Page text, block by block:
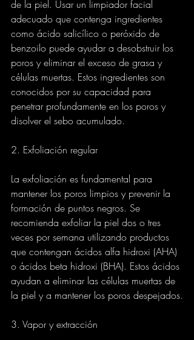
de la piel. Usar un limpiador facial
adecuado que contenga ingredientes
como ácido salicílico o peróxido de
benzoilo puede ayudar a desobstruir los
poros y eliminar el exceso de grasa y
células muertas. Estos ingredientes son
conocidos por su capacidad para
penetrar profundamente en los poros y
disolver el sebo acumulado.
2. Exfoliación regular
La exfoliación es fundamental para
mantener los poros limpios y prevenir la
formación de puntos negros. Se
recomienda exfoliar la piel dos o tres
veces por semana utilizando productos
que contengan ácidos alfa hidroxi (AHA)
o ácidos beta hidroxi (BHA). Estos ácidos
ayudan a eliminar las células muertas de
la piel y a mantener los poros despejados.
3. Vapor y extracción